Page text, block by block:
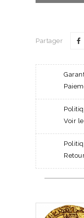
Partager
Voir